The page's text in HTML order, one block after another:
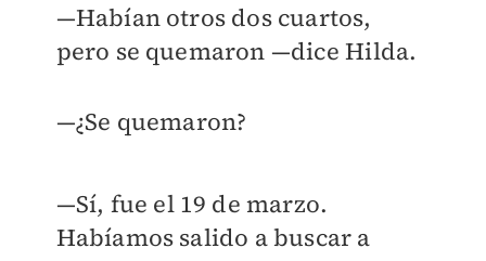
—Habían otros dos cuartos,
pero se quemaron —dice Hilda.
—¿Se quemaron?
—Sí, fue el 19 de marzo.
Habíamos salido a buscar a